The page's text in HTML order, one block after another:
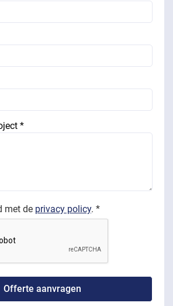
*
met de privacy policy. *